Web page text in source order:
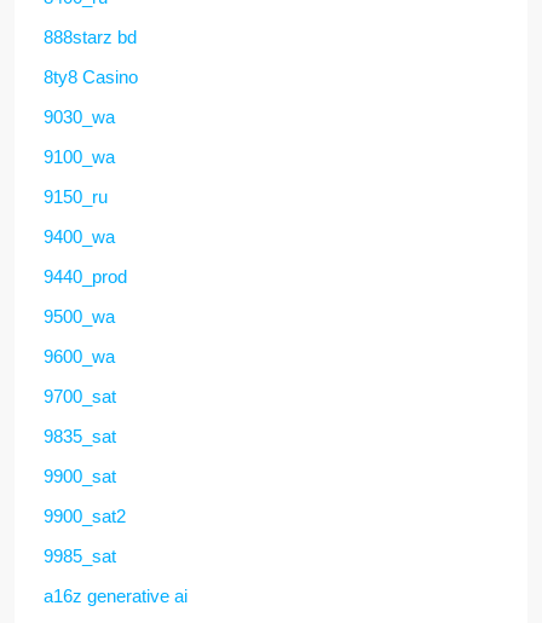
888starz bd
8ty8 Casino
9030_wa
9100_wa
9150_ru
9400_wa
9440_prod
9500_wa
9600_wa
9700_sat
9835_sat
9900_sat
9900_sat2
9985_sat
a16z generative ai